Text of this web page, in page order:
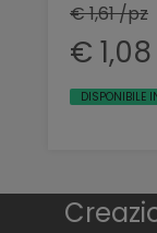
€ 1,61 /pz
€
DISPONIBILE